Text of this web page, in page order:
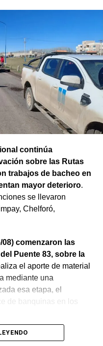
continúa
sobre las Rutas
trabajos de bacheo en
mayor deterioro.
se llevaron
Chelforó,
08) comenzaron las
Puente 83, sobre la
el aporte de material
mediante una
esa etapa, el
de banquinas en los